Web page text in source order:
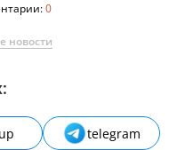
0
новости
telegram